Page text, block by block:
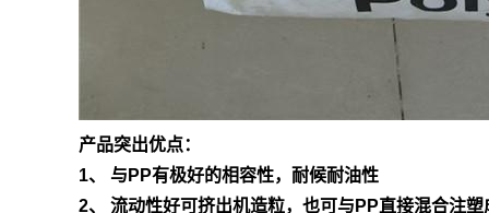
产品突出优点：
1、 与PP有极好的相容性，耐候耐油性
2、 流动性好可挤出机造粒，也可与PP直接混合注塑